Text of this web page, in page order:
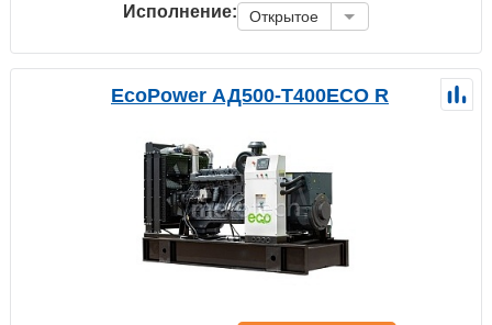
Исполнение: Открытое
EcoPower АД500-T400ECO R